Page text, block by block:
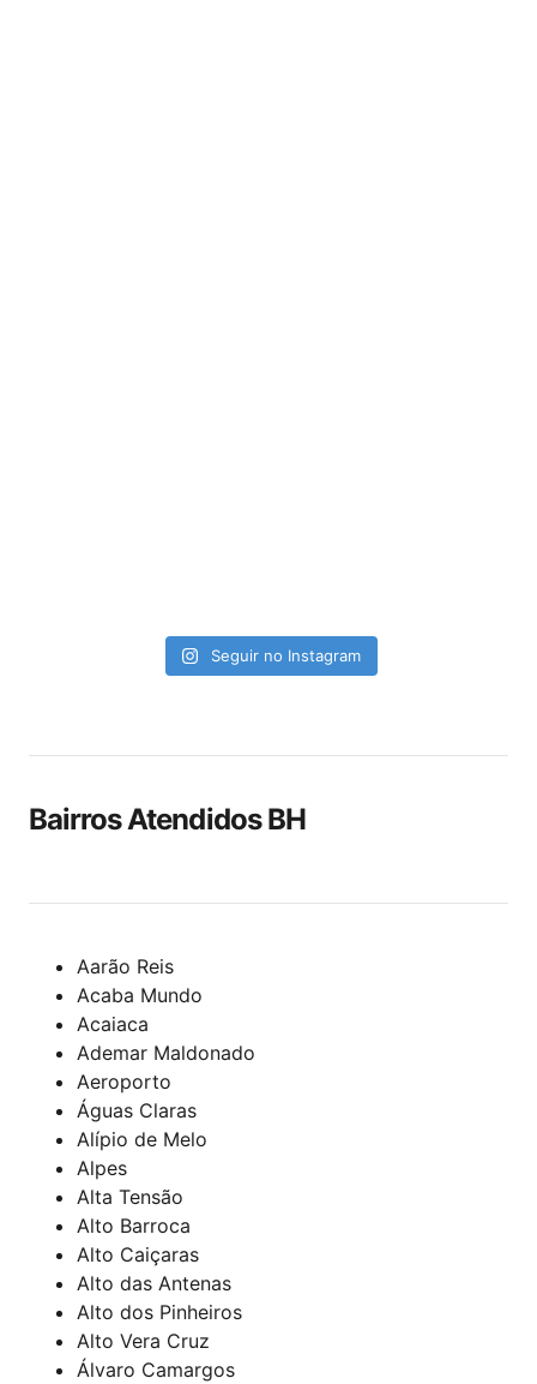
Seguir no Instagram
Bairros Atendidos BH
Aarão Reis
Acaba Mundo
Acaiaca
Ademar Maldonado
Aeroporto
Águas Claras
Alípio de Melo
Alpes
Alta Tensão
Alto Barroca
Alto Caiçaras
Alto das Antenas
Alto dos Pinheiros
Alto Vera Cruz
Álvaro Camargos